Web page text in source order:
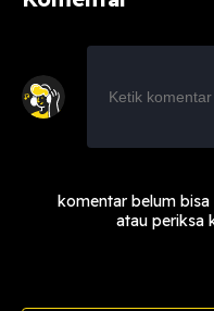
komentar belum bisa
atau periksa